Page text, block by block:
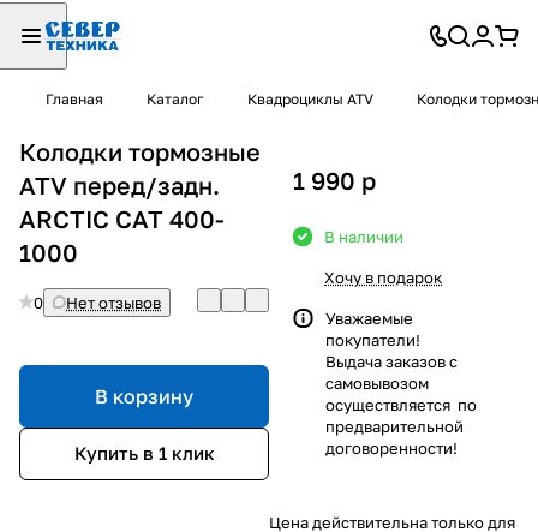
Главная Каталог Квадроциклы ATV Колодки
Колодки тормозные
ATV перед/задн.
ARCTIC CAT 400-
1000
0 Нет отзывов
В корзину
Купить в 1 клик
1 990 p
В наличии
Хочу в подарок
Уважаемые
покупатели!
Выдача заказов с
самовывозом
осуществляется по
предварительной
договоренности!
Цена действительна только для